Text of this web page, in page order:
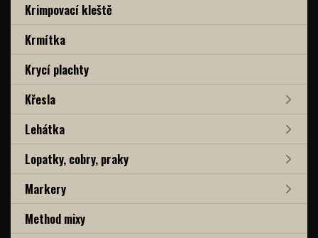
Krimpovací kleště
Krmítka
Krycí plachty
Křesla
Lehátka
Lopatky, cobry, praky
Markery
Method mixy